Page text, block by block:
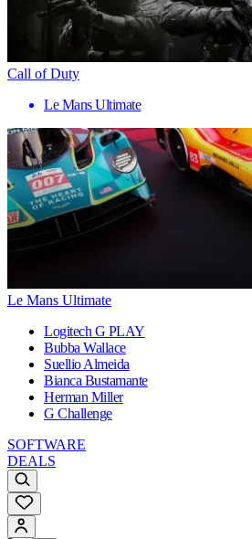
Call of Duty
Le Mans Ultimate
Le Mans Ultimate
Logitech G PLAY
Bubba Wallace
Suellio Almeida
Bianca Bustamante
Herman Miller
G Challenge
SOFTWARE
DEALS